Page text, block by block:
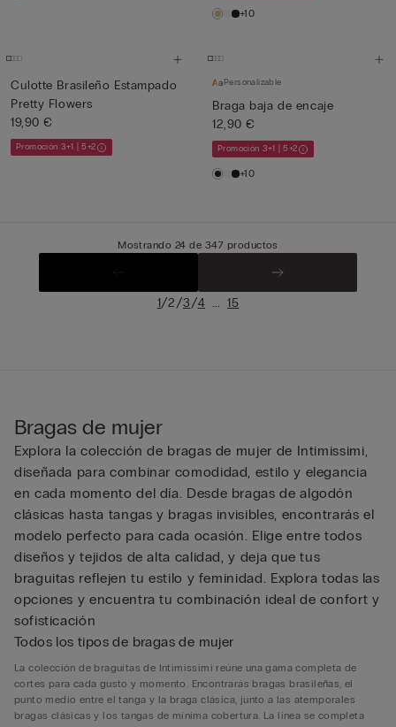
+10
Culotte Brasileño Estampado
Pretty Flowers
19,90 €
Promoción 3+1 | 5+2
Personalizable
Braga baja de encaje
12,90 €
Promoción 3+1 | 5+2
+10
Mostrando 24 de 347 productos
1/2/3/4 ... 15
Bragas de mujer
Explora la colección de bragas de mujer de Intimissimi,
diseñada para combinar comodidad, estilo y elegancia
en cada momento del día. Desde bragas de algodón
clásicas hasta tangas y bragas invisibles, encontrarás el
modelo perfecto para cada ocasión. Elige entre todos
diseños y tejidos de alta calidad, y deja que tus
braguitas reflejen tu estilo y feminidad. Explora todas las
opciones y encuentra tu combinación ideal de confort y
sofisticación
Todos los tipos de bragas de mujer
La colección de braguitas de Intimissimi reúne una gama completa de
cortes para cada gusto y momento. Encontrarás bragas brasileñas, el
punto medio entre el tanga y la braga clásica, junto a las atemporales
bragas clásicas y los tangas de mínima cobertura. La línea se completa